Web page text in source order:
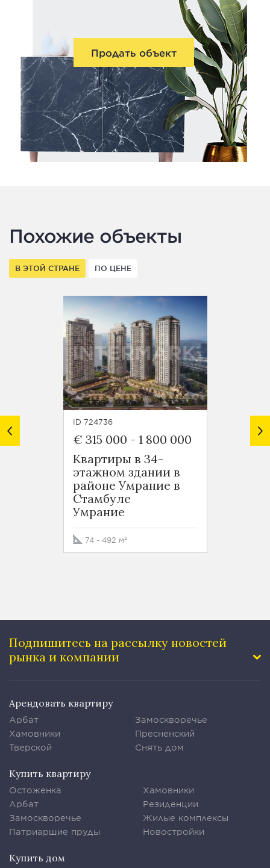
Продать объект
Похожие объекты
В ЭТОЙ СТРАНЕ ПО ЦЕНЕ
ID 724736
€ 315 000 - 1 800 000
Квартиры в 34-
этажном здании в
районе Умрание в
Стамбуле
Умрание
74 - 492 м²
€
Подпишитесь на рассылку новостей
рынка и компании
Арендовать квартиру
Арбат
Хамовники
Тверской
Замоскворечье
Пресненский
Снять дом
Купить квартиру
Остоженка
Арбат
Замоскворечье
Патриаршие пруды
Хамовники
Резиденции
Жилые комплексы
Новостройки
Купить дом